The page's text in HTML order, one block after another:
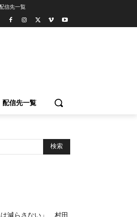
信先一覧
配信先一覧
減らさない」 村田